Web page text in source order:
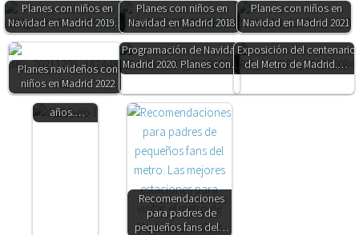
Planes con niños en
Navidad en Madrid 2019.…
Planes con niños en
Navidad en Madrid 2018
Planes con niños en
Navidad en Madrid 2021
Planes navideños con
niños en Madrid 2022
Programación de Navidad
Madrid 2020. Planes con…
Exposición del centenario
del Metro de Madrid.…
mejores
regalos para
niños de 3
años.…
Recomendaciones
para padres de
pequeños fans del…